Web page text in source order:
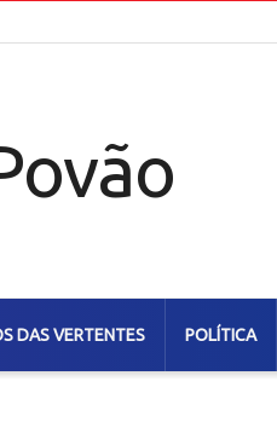
DAS VERTENTES POLÍTICA